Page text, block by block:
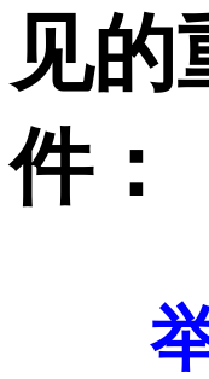
见的
件：